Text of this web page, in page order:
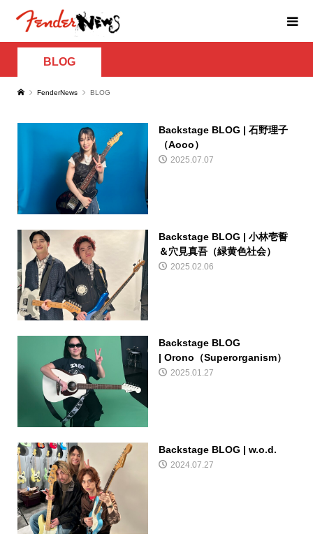
BLOG
FenderNews BLOG
Backstage BLOG | 石野理子
（Aooo）
2025.07.07
Backstage BLOG | 小林壱誓
＆穴見真吾（緑黄色社会）
2025.02.06
Backstage BLOG
| Orono（Superorganism）
2025.01.27
Backstage BLOG | w.o.d.
2024.07.27